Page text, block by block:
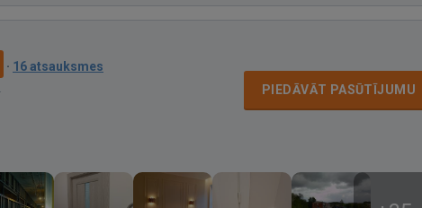
· 16 atsauksmes
PIEDĀVĀT PASŪTĪJUMU